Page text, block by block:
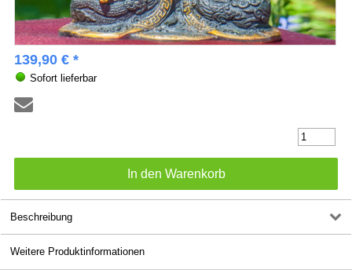
139,90 € *
Sofort lieferbar
Beschreibung
Weitere Produktinformationen